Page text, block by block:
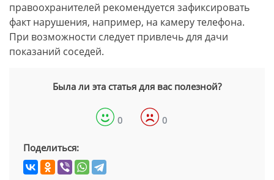
правоохранителей рекомендуется зафиксировать
факт нарушения, например, на камеру телефона.
При возможности следует привлечь для дачи
показаний соседей.
Была ли эта статья для вас полезной?
0 0
Поделиться: